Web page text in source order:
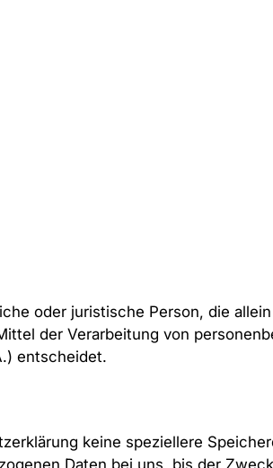
oder juristische Person, die
der Verarbeitung von
entscheidet.
keine speziellere
Daten bei uns, bis der